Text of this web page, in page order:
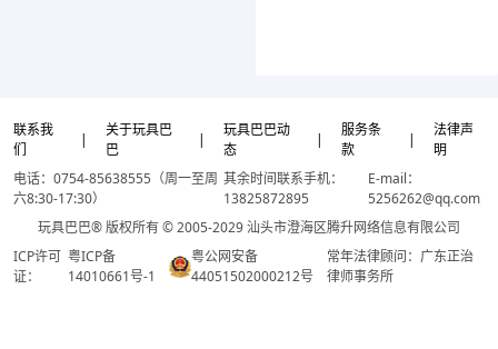
联系我
们
|
关于玩具巴
巴
|
玩具巴巴动
态
|
服务条
款
|
法律声
明
电话：0754-85638555（周一至周
六8:30-17:30）
其余时间联系手机：
13825872895
E-mail：
5256262@qq.com
玩具巴巴® 版权所有 © 2005-2029 汕头市澄海区腾升网络信息有限公司
ICP许可
证：
粤ICP备
14010661号-1
粤公网安备
44051502000212号
常年法律顾问：广东正治
律师事务所